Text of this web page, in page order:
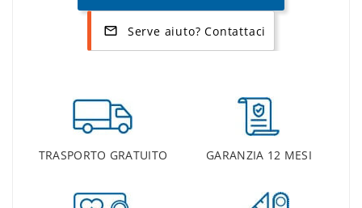
mail_outline Serve aiuto? Contattaci
TRASPORTO GRATUITO GARANZIA 12 MESI